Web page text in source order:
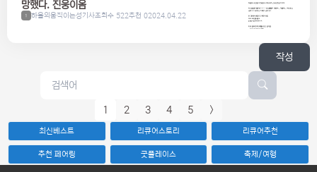
망했다. 진웅이옴
1 하울의움직이는성기사조회수 522추천 02024.04.22
작성
1 2 3 4 5 >
최신베스트 리큐어스토리 리큐어추천
추천 페어링 굿플레이스 축제/여행